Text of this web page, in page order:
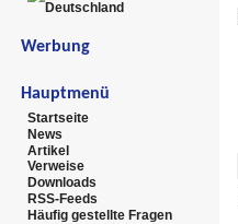
Werbung
Hauptmenü
Startseite
News
Artikel
Verweise
Downloads
RSS-Feeds
Häufig gestellte Fragen